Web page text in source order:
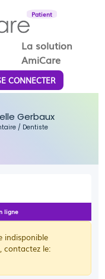
Patient
La solution
AmiCare
CONNECTER
Gerbaux
/ Dentiste
ligne
indisponible
contactez le: